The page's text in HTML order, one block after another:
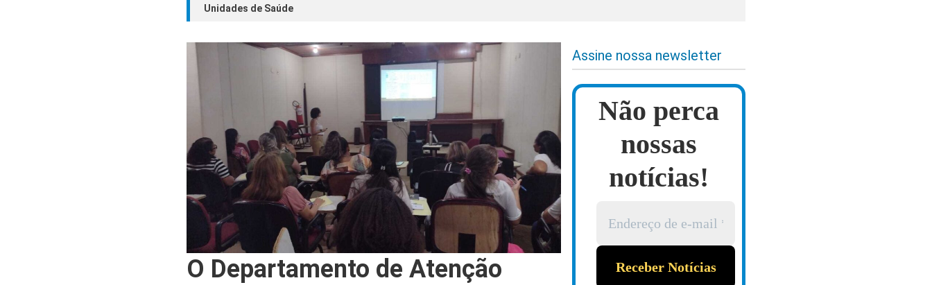
Unidades de Saúde
O Departamento de Atenção
Assine nossa newsletter
Não perca
nossas
notícias!